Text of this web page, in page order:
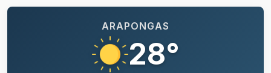
ARAPONGAS
28°